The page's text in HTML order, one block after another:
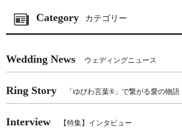
Category カテゴリー
Wedding News ウェディングニュース
Ring Story 「ゆびわ言葉®」で繋がる愛の物語
Interview 【特集】インタビュー